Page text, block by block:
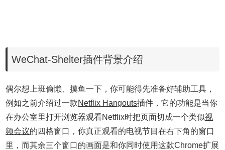
WeChat-Shelter插件背景介绍
偶尔想上班偷懒、摸鱼一下，你可能得先准备好辅助工具，
例如之前介绍过一款Netflix Hangouts插件，它的功能是当你
在办公室里打开浏览器观看Netflix时把页面切成一个类似视
频会议的四格窗口，你真正观看的电视节目在右下角的窗口
里，而其余三个窗口的画面是和你同时使用这款Chrome扩展